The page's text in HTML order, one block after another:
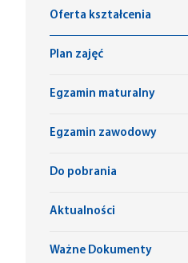
Oferta kształcenia
Plan zajęć
Egzamin maturalny
Egzamin zawodowy
Do pobrania
Aktualności
Ważne Dokumenty